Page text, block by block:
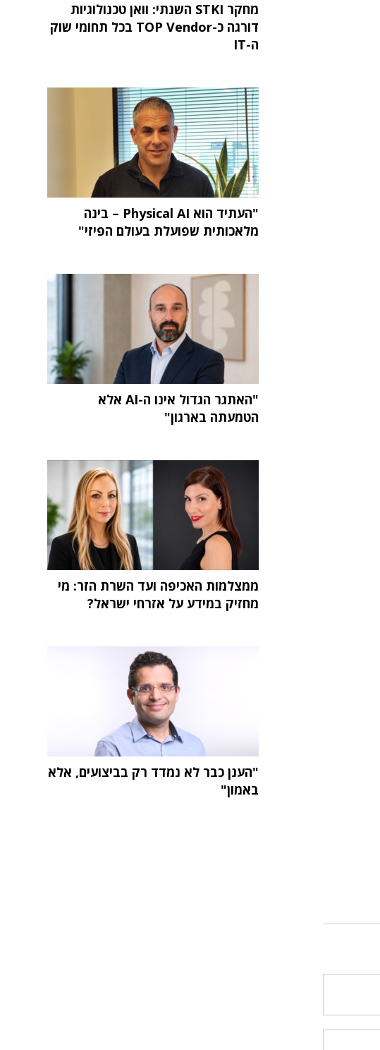
מחקר STKI השנתי: וואן טכנולוגיות
דורגה כ-TOP Vendor בכל תחומי שוק
ה-IT
"העתיד הוא Physical AI – בינה
מלאכותית שפועלת בעולם הפיזי"
"האתגר הגדול אינו ה-AI אלא
הטמעתה בארגון"
ממצלמות האכיפה ועד השרת הזר: מי
מחזיק במידע על אזרחי ישראל?
"הענן כבר לא נמדד רק בביצועים, אלא
באמון"